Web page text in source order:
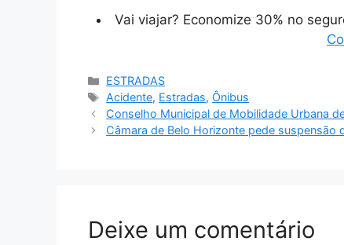
Vai viajar? Economize 30% no
Categorias
ESTRADAS
Tags
Acidente, Estradas, Ônibus
Conselho Municipal de Mobilidade Urbana
Câmara de Belo Horizonte pede
Deixe um comentário